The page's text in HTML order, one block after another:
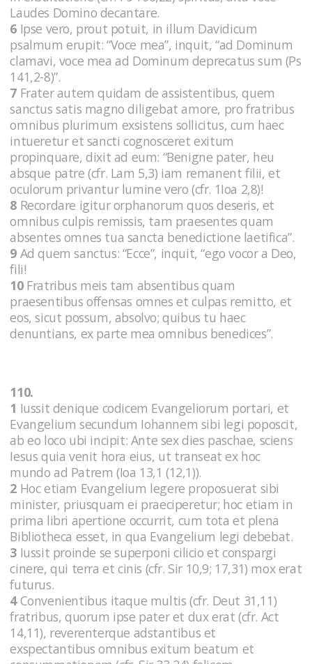
Laudes Domino decantare.
6 Ipse vero, prout potuit, in illum Davidicum
psalmum erupit: “Voce mea”, inquit, “ad Dominum
clamavi, voce mea ad Dominum deprecatus sum (Ps
141,2-8)”.
7 Frater autem quidam de assistentibus, quem
sanctus satis magno diligebat amore, pro fratribus
omnibus plurimum exsistens sollicitus, cum haec
intueretur et sancti cognosceret exitum
propinquare, dixit ad eum: “Benigne pater, heu
absque patre (cfr. Lam 5,3) iam remanent filii, et
oculorum privantur lumine vero (cfr. 1Ioa 2,8)!
8 Recordare igitur orphanorum quos deseris, et
omnibus culpis remissis, tam praesentes quam
absentes omnes tua sancta benedictione laetifica”.
9 Ad quem sanctus: “Ecce”, inquit, “ego vocor a Deo,
fili!
10Fratribus meis tam absentibus quam
praesentibus offensas omnes et culpas remitto, et
eos, sicut possum, absolvo; quibus tu haec
denuntians, ex parte mea omnibus benedices”.
110.
1 Iussit denique codicem Evangeliorum portari, et
Evangelium secundum Iohannem sibi legi poposcit,
ab eo loco ubi incipit: Ante sex dies paschae, sciens
Iesus quia venit hora eius, ut transeat ex hoc
mundo ad Patrem (Ioa 13,1 (12,1)).
2 Hoc etiam Evangelium legere proposuerat sibi
minister, priusquam ei praeciperetur; hoc etiam in
prima libri apertione occurrit, cum tota et plena
Bibliotheca esset, in qua Evangelium legi debebat.
3 Iussit proinde se superponi cilicio et conspargi
cinere, qui terra et cinis (cfr. Sir 10,9; 17,31) mox erat
futurus.
4Convenientibus itaque multis (cfr. Deut 31,11)
fratribus, quorum ipse pater et dux erat (cfr. Act
14,11), reverenterque adstantibus et
exspectantibus omnibus exitum beatum et